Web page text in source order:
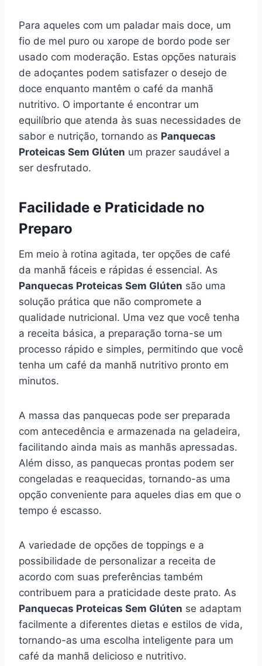
Para aqueles com um paladar mais doce, um
fio de mel puro ou xarope de bordo pode ser
usado com moderação. Estas opções naturais
de adoçantes podem satisfazer o desejo de
doce enquanto mantêm o café da manhã
nutritivo. O importante é encontrar um
equilíbrio que atenda às suas necessidades de
sabor e nutrição, tornando as Panquecas
Proteicas Sem Glúten um prazer saudável a
ser desfrutado.
Facilidade e Praticidade no
Preparo
Em meio à rotina agitada, ter opções de café
da manhã fáceis e rápidas é essencial. As
Panquecas Proteicas Sem Glúten são uma
solução prática que não compromete a
qualidade nutricional. Uma vez que você tenha
a receita básica, a preparação torna-se um
processo rápido e simples, permitindo que você
tenha um café da manhã nutritivo pronto em
minutos.
A massa das panquecas pode ser preparada
com antecedência e armazenada na geladeira,
facilitando ainda mais as manhãs apressadas.
Além disso, as panquecas prontas podem ser
congeladas e reaquecidas, tornando-as uma
opção conveniente para aqueles dias em que o
tempo é escasso.
A variedade de opções de toppings e a
possibilidade de personalizar a receita de
acordo com suas preferências também
contribuem para a praticidade deste prato. As
Panquecas Proteicas Sem Glúten se adaptam
facilmente a diferentes dietas e estilos de vida,
tornando-as uma escolha inteligente para um
café da manhã delicioso e nutritivo.